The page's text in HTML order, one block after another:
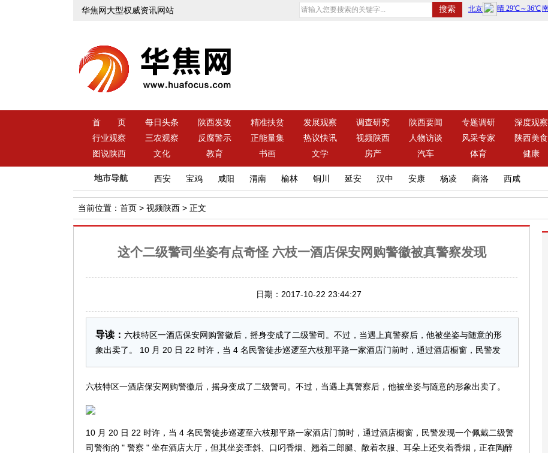
华焦网大型权威资讯网站
首 页 每日头条 陕西发改 精准扶贫 发展观察 调查研究 陕西要闻 专题调研 深度观察
行业观察
三农观察 反腐警示 正能量集 热议快讯 视频陕西 人物访谈 风采专家 陕西美食
图说陕西
文化 教育 书画 文学 房产 汽车 体育 健康
地市导航 西安 宝鸡 咸阳 渭南 榆林 铜川 延安 汉中 安康 杨凌 商洛 西咸
当前位置： 首页 > 视频陕西 > 正文
这个二级警司坐姿有点奇怪 六枝一酒店保安网购警徽被真警察发现
日期：2017-10-22 23:44:27
导读： 六枝特区一酒店保安网购警徽后，摇身变成了二级警司。不过，当遇上真警察后，他被坐姿与随意的形
象出卖了。 10 月 20 日 22 时许，当 4 名民警徒步巡逻至六枝那平路一家酒店门前时，通过酒店橱窗，民警发
六枝特区一酒店保安网购警徽后，摇身变成了二级警司。不过，当遇上真警察后，他被坐姿与随意的形象出卖了。
10 月 20 日 22 时许，当 4 名民警徒步巡逻至六枝那平路一家酒店门前时，通过酒店橱窗，民警发现一个佩戴二级警
司警衔的 " 警察 " 坐在酒店大厅，但其坐姿歪斜、口叼香烟、翘着二郎腿、敞着衣服、耳朵上还夹着香烟，正在陶醉